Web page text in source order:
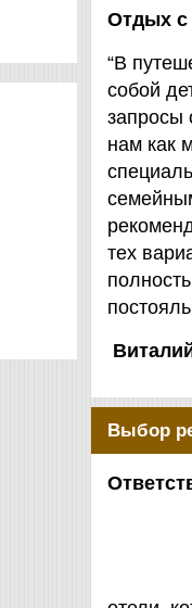
Отдых с
“В
собой
запросы
нам как
тех
Выбор